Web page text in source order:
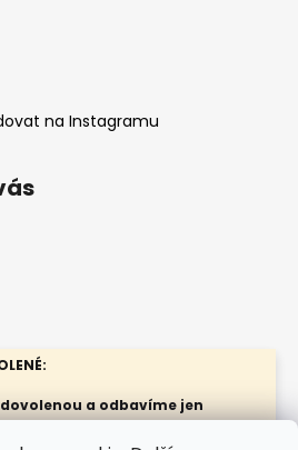
a odbavíme jen
na poslední chvíli.
na Instagramu